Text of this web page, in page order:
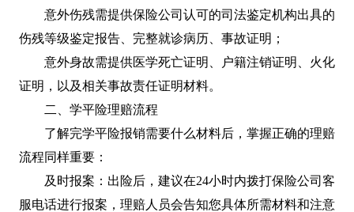
意外伤残需提供保险公司认可的司法鉴定机构出具的
伤残等级鉴定报告、完整就诊病历、事故证明；
意外身故需提供医学死亡证明、户籍注销证明、火化
证明，以及相关事故责任证明材料。
二、学平险理赔流程
了解完学平险报销需要什么材料后，掌握正确的理赔
流程同样重要：
及时报案：出险后，建议在24小时内拨打保险公司客
服电话进行报案，理赔人员会告知您具体所需材料和注意